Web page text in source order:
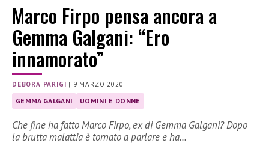
Marco Firpo pensa ancora a
Gemma Galgani: “Ero
innamorato”
DEBORA PARIGI | 9 MARZO 2020
GEMMA GALGANI UOMINI E DONNE
Che fine ha fatto Marco Firpo, ex di Gemma Galgani? Dopo
la brutta malattia è tornato a parlare e ha…